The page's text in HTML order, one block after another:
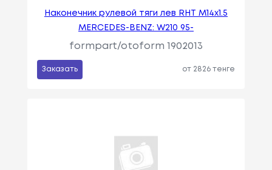
Наконечник рулевой тяги лев RHT M14x1.5
MERCEDES-BENZ: W210 95-
formpart/otoform 1902013
Заказать от 2826 тенге